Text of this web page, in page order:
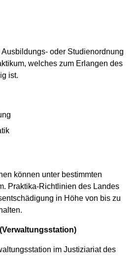
oder Studienordnung
welches zum Erlangen des
ist.
können unter bestimmten
Praktika-Richtlinien des Landes
in Höhe von bis zu
im Justiziariat des